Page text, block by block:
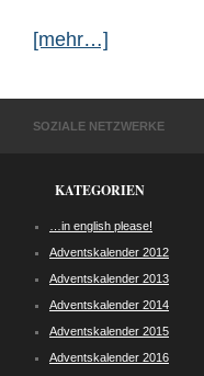
[mehr…]
SOZIALE NETZWERKE
KATEGORIEN
…in english please!
Adventskalender 2012
Adventskalender 2013
Adventskalender 2014
Adventskalender 2015
Adventskalender 2016